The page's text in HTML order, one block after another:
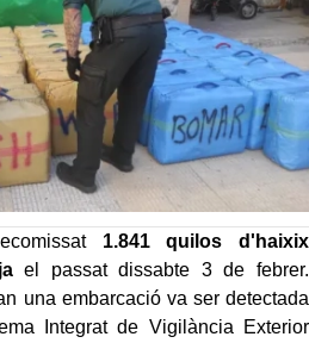
1.841 quilos d'haixix
el passat dissabte 3 de febrer.
una embarcació va ser detectada
Integrat de Vigilància Exterior